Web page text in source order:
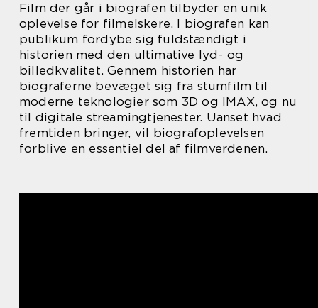
Film der går i biografen tilbyder en unik
oplevelse for filmelskere. I biografen kan
publikum fordybe sig fuldstændigt i
historien med den ultimative lyd- og
billedkvalitet. Gennem historien har
biograferne bevæget sig fra stumfilm til
moderne teknologier som 3D og IMAX, og nu
til digitale streamingtjenester. Uanset hvad
fremtiden bringer, vil biografoplevelsen
forblive en essentiel del af filmverdenen.